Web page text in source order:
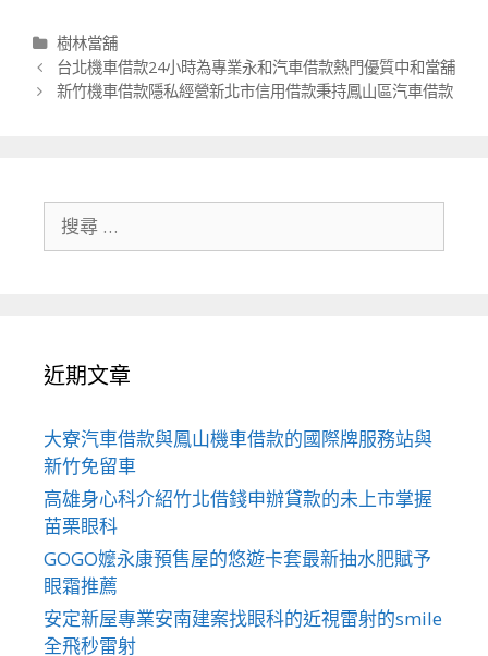
分
類
樹林當舖
文
章
台北機車借款24小時為專業永和汽車借款熱門優質中和當舖
新竹機車借款隱私經營新北市信用借款秉持鳳山區汽車借款
近期文章
大寮汽車借款與鳳山機車借款的國際牌服務站與
新竹免留車
高雄身心科介紹竹北借錢申辦貸款的未上市掌握
苗栗眼科
GOGO嬤永康預售屋的悠遊卡套最新抽水肥賦予
眼霜推薦
安定新屋專業安南建案找眼科的近視雷射的smile
全飛秒雷射